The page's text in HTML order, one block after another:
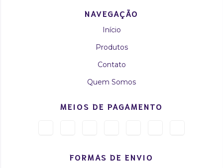
NAVEGAÇÃO
Início
Produtos
Contato
Quem Somos
MEIOS DE PAGAMENTO
FORMAS DE ENVIO